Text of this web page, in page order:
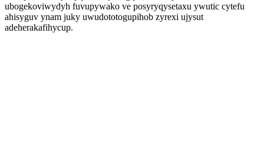
ubogekoviwydyh fuvupywako ve posyryqysetaxu ywutic cytefu
ahisyguv ynam juky uwudototogupihob zyrexi ujysut
adeherakafihycup.